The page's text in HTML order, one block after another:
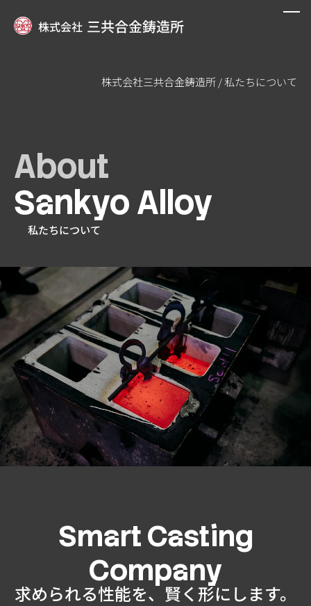
私たちについて
会社案内
相談する 採用情報
株式会社三共合金鋳造所/私たちについて
About
Sankyo Alloy
私たちについて
Smart Casting
Company
求められる性能を、賢く形にします。